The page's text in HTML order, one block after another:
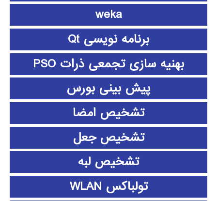
weka
برنامه نویسی Qt
بهنیه سازی تجمعی ذرات PSO
پیش بینی بورس
تشخیص امضا
تشخیص جعل
تشخیص لبه
تولباکس WLAN